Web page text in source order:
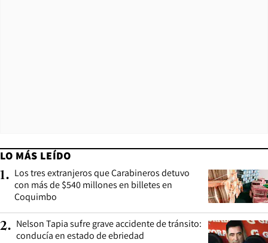
LO MÁS LEÍDO
1. Los tres extranjeros que Carabineros detuvo
con más de $540 millones en billetes en
Coquimbo
2. Nelson Tapia sufre grave accidente de tránsito:
conducía en estado de ebriedad